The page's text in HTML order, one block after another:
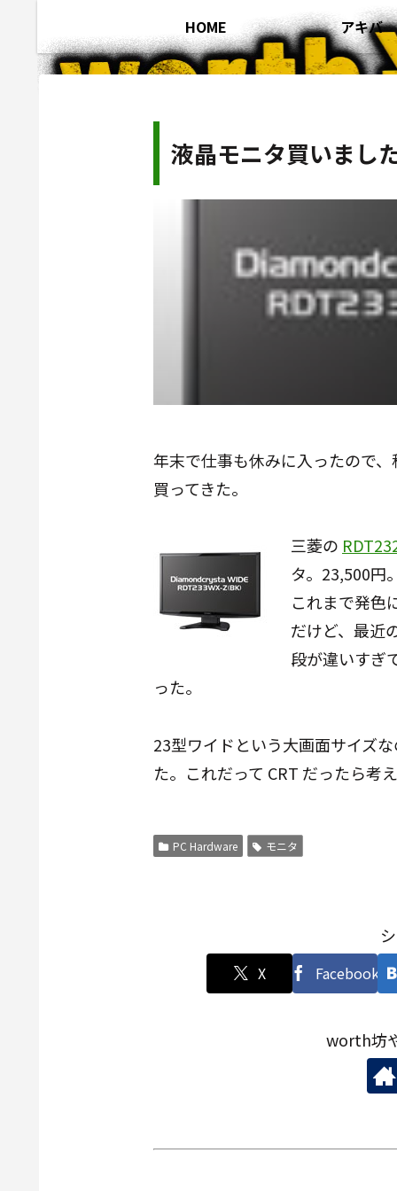
HOME アキバ
液晶モニタ買いまし
年末で仕事も休みに入ったので
買ってきた。
三菱の
タ。23,500円
これまで発色
だけど、最近
段が違いすぎ
った。
23型ワイドという大画面サイズ
た。これだって CRT だったら考
PC Hardware モニタ
X Facebook
worth坊